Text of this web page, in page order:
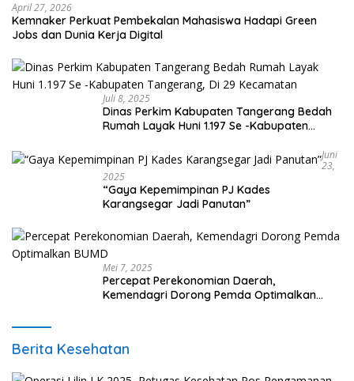
April 27, 2026
Kemnaker Perkuat Pembekalan Mahasiswa Hadapi Green
Jobs dan Dunia Kerja Digital
Juli 8, 2025
Dinas Perkim Kabupaten Tangerang Bedah
Rumah Layak Huni 1.197 Se -Kabupaten
Juni
23,
2025
“Gaya Kepemimpinan PJ Kades
Karangsegar Jadi Panutan”
Mei 7, 2025
Percepat Perekonomian Daerah,
Kemendagri Dorong Pemda Optimalkan
Berita Kesehatan